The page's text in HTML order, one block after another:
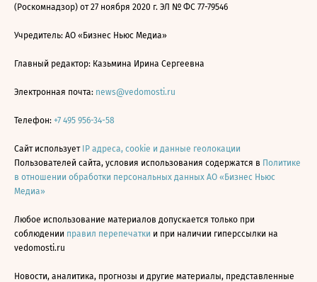
(Роскомнадзор) от 27 ноября 2020 г. ЭЛ № ФС 77-79546
Учредитель: АО «Бизнес Ньюс Медиа»
Главный редактор: Казьмина Ирина Сергеевна
Электронная почта: news@vedomosti.ru
Телефон: +7 495 956-34-58
Сайт использует IP адреса, cookie и данные геолокации
Пользователей сайта, условия использования содержатся в Политике
в отношении обработки персональных данных АО «Бизнес Ньюс
Медиа»
Любое использование материалов допускается только при
соблюдении правил перепечатки и при наличии гиперссылки на
vedomosti.ru
Новости, аналитика, прогнозы и другие материалы, представленные